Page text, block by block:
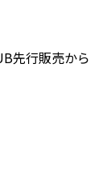
先行販売から